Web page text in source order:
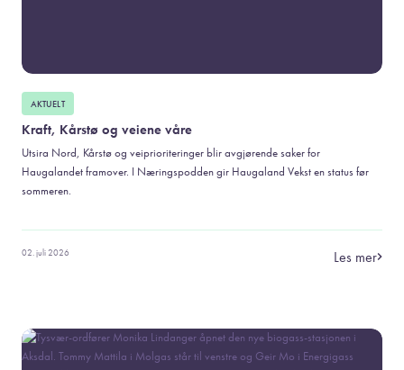
AKTUELT
Kraft, Kårstø og veiene våre
Utsira Nord, Kårstø og veiprioriteringer blir avgjørende saker for
Haugalandet framover. I Næringspodden gir Haugaland Vekst en status før
sommeren.
02. juli 2026 Les mer